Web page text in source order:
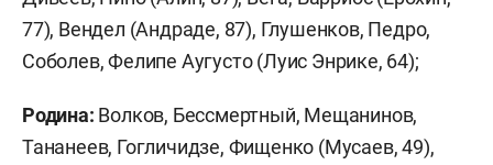
77), Вендел (Андраде, 87), Глушенков, Педро,
Соболев, Фелипе Аугусто (Луис Энрике, 64);
Родина: Волков, Бессмертный, Мещанинов,
Тананеев, Гогличидзе, Фищенко (Мусаев, 49),